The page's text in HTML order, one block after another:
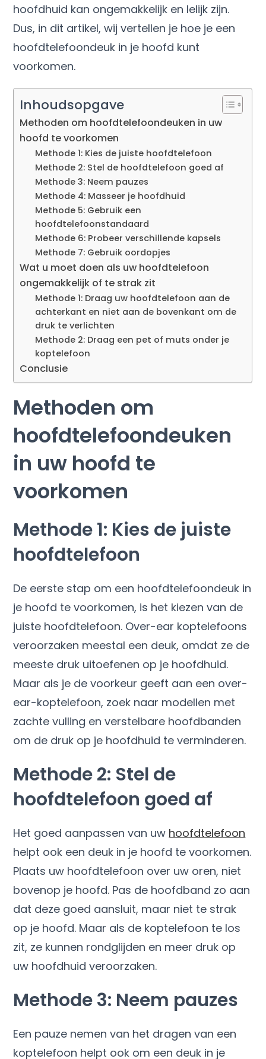
hoofdhuid kan ongemakkelijk en lelijk zijn.
Dus, in dit artikel, wij vertellen je hoe je een
hoofdtelefoondeuk in je hoofd kunt
voorkomen.
Inhoudsopgave
Methoden om hoofdtelefoondeuken in uw
hoofd te voorkomen
Methode 1: Kies de juiste hoofdtelefoon
Methode 2: Stel de hoofdtelefoon goed af
Methode 3: Neem pauzes
Methode 4: Masseer je hoofdhuid
Methode 5: Gebruik een
hoofdtelefoonstandaard
Methode 6: Probeer verschillende kapsels
Methode 7: Gebruik oordopjes
Wat u moet doen als uw hoofdtelefoon
ongemakkelijk of te strak zit
Methode 1: Draag uw hoofdtelefoon aan de
achterkant en niet aan de bovenkant om de
druk te verlichten
Methode 2: Draag een pet of muts onder je
koptelefoon
Conclusie
Methoden om
hoofdtelefoondeuken
in uw hoofd te
voorkomen
Methode 1: Kies de juiste
hoofdtelefoon
De eerste stap om een ​​hoofdtelefoondeuk in
je hoofd te voorkomen, is het kiezen van de
juiste hoofdtelefoon. Over-ear koptelefoons
veroorzaken meestal een deuk, omdat ze de
meeste druk uitoefenen op je hoofdhuid.
Maar als je de voorkeur geeft aan een over-
ear-koptelefoon, zoek naar modellen met
zachte vulling en verstelbare hoofdbanden
om de druk op je hoofdhuid te verminderen.
Methode 2: Stel de
hoofdtelefoon goed af
Het goed aanpassen van uw hoofdtelefoon
helpt ook een deuk in je hoofd te voorkomen.
Plaats uw hoofdtelefoon over uw oren, niet
bovenop je hoofd. Pas de hoofdband zo aan
dat deze goed aansluit, maar niet te strak
op je hoofd. Maar als de koptelefoon te los
zit, ze kunnen rondglijden en meer druk op
uw hoofdhuid veroorzaken.
Methode 3: Neem pauzes
Een pauze nemen van het dragen van een
koptelefoon helpt ook om een ​​deuk in je